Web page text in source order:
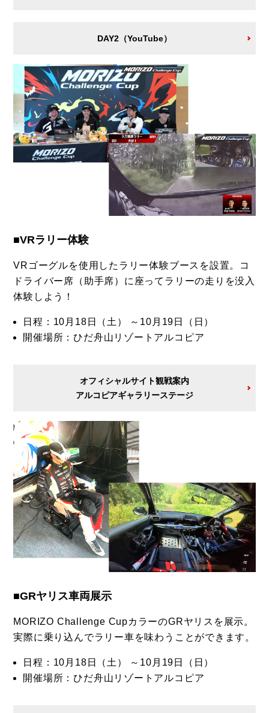
DAY2（YouTube）
■VRラリー体験
VRゴーグルを使用したラリー体験ブースを設置。コ
ドライバー席（助手席）に座ってラリーの走りを没入
体験しよう！
日程：10月18日（土） ～10月19日（日）
開催場所：ひだ舟山リゾートアルコピア
オフィシャルサイト観戦案内
アルコピアギャラリーステージ
■GRヤリス車両展示
MORIZO Challenge CupカラーのGRヤリスを展示。
実際に乗り込んでラリー車を味わうことができます。
日程：10月18日（土） ～10月19日（日）
開催場所：ひだ舟山リゾートアルコピア